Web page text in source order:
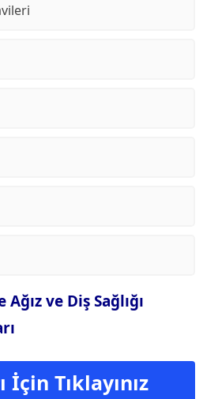
ve Diş Sağlığı
Tıklayınız